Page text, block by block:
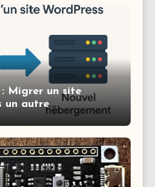
Migrer un site
un autre